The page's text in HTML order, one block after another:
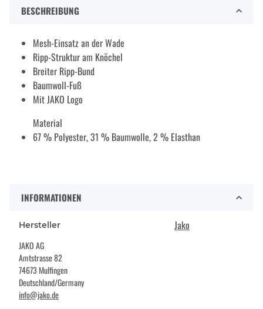
BESCHREIBUNG
Mesh-Einsatz an der Wade
Ripp-Struktur am Knöchel
Breiter Ripp-Bund
Baumwoll-Fuß
Mit JAKO Logo
Material
67 % Polyester, 31 % Baumwolle, 2 % Elasthan
INFORMATIONEN
Hersteller Jako
JAKO AG
Amtstrasse 82
74673 Mulfingen
Deutschland/Germany
info@jako.de